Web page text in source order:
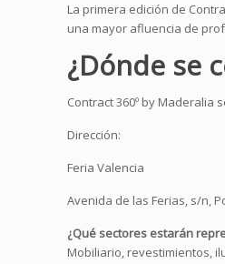
La primera edición de
una mayor afluencia de
¿Dónde se
Contract 360º by Maderalia
Dirección:
Feria Valencia
Avenida de las Ferias, s/n,
¿Qué sectores estarán
Mobiliario, revestimientos,